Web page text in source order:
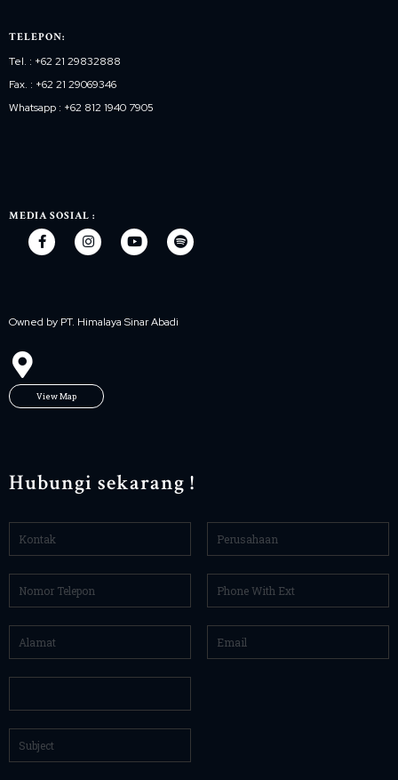
TELEPON:
Tel. : +62 21 29832888
Fax. : +62 21 29069346
Whatsapp : +62 812 1940 7905
MEDIA SOSIAL :
Owned by PT. Himalaya Sinar Abadi
View Map
Hubungi sekarang !